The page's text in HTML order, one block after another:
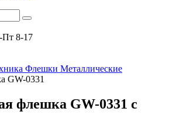
Пт 8-17
Флешки Металлические
GW-0331
флешка GW-0331 с